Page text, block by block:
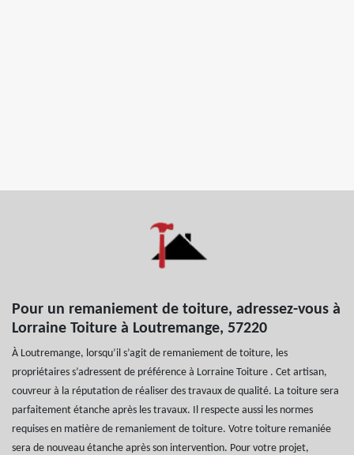
Pour un remaniement de toiture, adressez-vous à
Lorraine Toiture à Loutremange, 57220
À Loutremange, lorsqu’il s’agit de remaniement de toiture, les
propriétaires s’adressent de préférence à Lorraine Toiture . Cet artisan,
couvreur à la réputation de réaliser des travaux de qualité. La toiture sera
parfaitement étanche après les travaux. Il respecte aussi les normes
requises en matière de remaniement de toiture. Votre toiture remaniée
sera de nouveau étanche après son intervention. Pour votre projet,